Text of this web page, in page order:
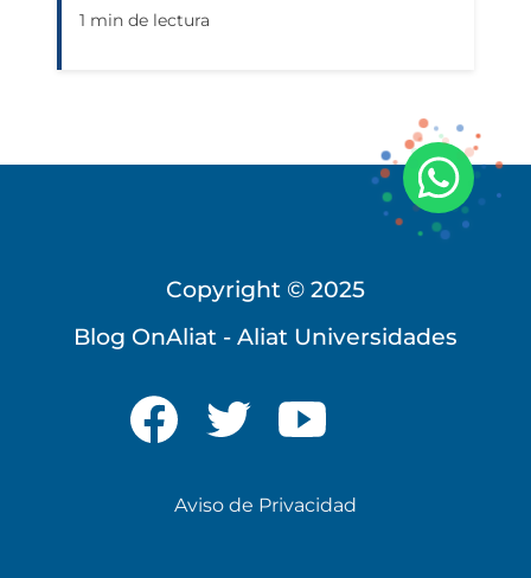
1 min de lectura
Copyright © 2025
Blog OnAliat - Aliat Universidades
Aviso de Privacidad